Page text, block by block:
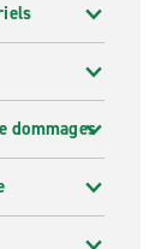
dommages